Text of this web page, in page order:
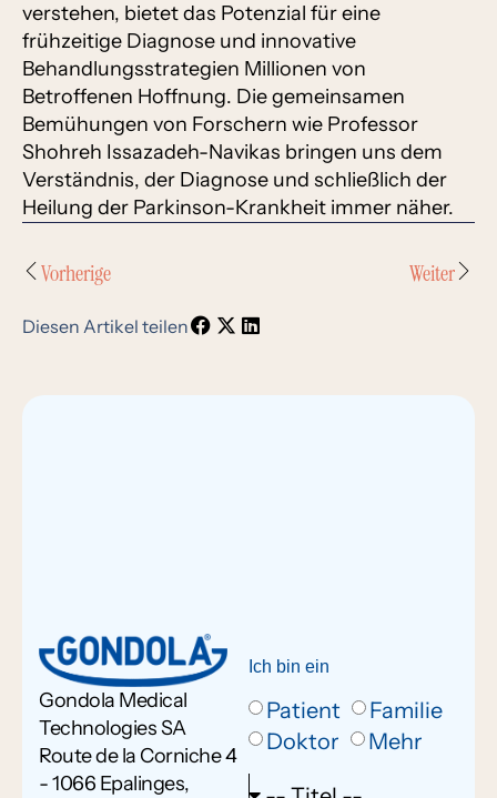
verstehen, bietet das Potenzial für eine
frühzeitige Diagnose und innovative
Behandlungsstrategien Millionen von
Betroffenen Hoffnung. Die gemeinsamen
Bemühungen von Forschern wie Professor
Shohreh Issazadeh-Navikas bringen uns dem
Verständnis, der Diagnose und schließlich der
Heilung der Parkinson-Krankheit immer näher.
Vorherige Weiter
Diesen Artikel teilen
Gondola Medical
Technologies SA
Route de la Corniche 4
- 1066 Epalinges,
Ich bin ein
Patient
Familie
Doktor
Mehr